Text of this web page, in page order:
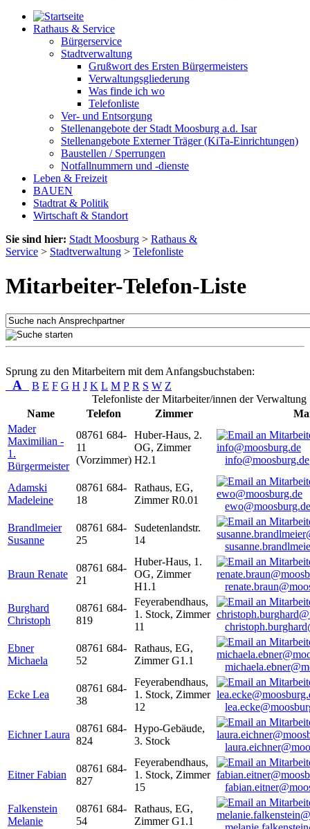
Rathaus & Service
Bürgerservice
Stadtverwaltung
Grußwort des Ersten Bürgermeisters
Verwaltungsgliederung
Was finde ich wo
Telefonliste
Ver- und Entsorgung
Stellenangebote der Stadt Moosburg a.d. Isar
Stellenangebote Externer Träger (KiTa-Einrichtungen)
Baustellen / Sperrungen
Notfallnummern und -dienste
Leben & Freizeit
BAUEN
Stadtrat & Politik
Wirtschaft & Standort
Sie sind hier: Stadt Moosburg > Rathaus &
Service > Stadtverwaltung > Telefonliste
Mitarbeiter-Telefon-Liste
Sprung zu den Mitarbeitern mit dem Anfangsbuchstaben:
A B E F G H J K L M P R S W Z
Telefonliste der Mitarbeiter/innen der Verwaltung
Name
Telefon Zimmer
Mader
Maximilian -
1.
Bürgermeister
08761 684-
11
(Vorzimmer)
Huber-Haus, 2.
OG, Zimmer
H2.1
info@moosburg.de
Adamski
Madeleine
08761 684-
18
Rathaus, EG,
Zimmer R0.01
ewo@moosburg.de
Brandlmeier
Susanne
08761 684-
25
Sudetenlandstr.
14
Braun Renate
08761 684-
21
Huber-Haus, 1.
OG, Zimmer
H1.1
Burghard
Christoph
08761 684-
819
Feyerabendhaus,
1. Stock, Zimmer
11
Ebner
Michaela
08761 684-
52
Rathaus, EG,
Zimmer G1.1
Ecke Lea
08761 684-
38
Feyerabendhaus,
1. Stock, Zimmer
12
Eichner Laura
08761 684-
824
Hypo-Gebäude,
3. Stock
Eitner Fabian
08761 684-
827
Feyerabendhaus,
1. Stock, Zimmer
15
Falkenstein
Melanie
08761 684-
54
Rathaus, EG,
Zimmer G1.1